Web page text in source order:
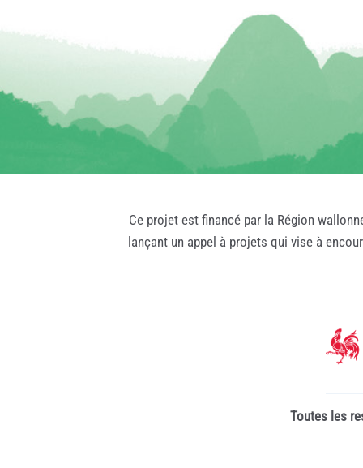
Ce projet est financé par la Région
lançant un appel à projets qui vise à
Toutes les